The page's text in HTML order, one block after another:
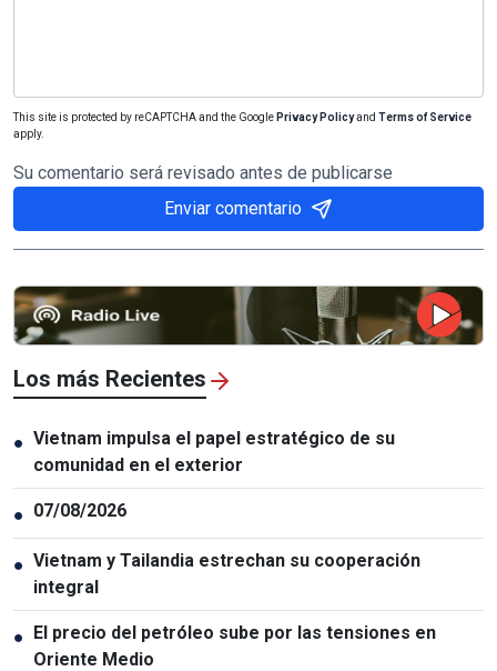
This site is protected by reCAPTCHA and the Google Privacy Policyand Terms of Service
apply.
Su comentario será revisado antes de publicarse
Enviar comentario
Los más Recientes
● Vietnam impulsa el papel estratégico de su
comunidad en el exterior
● 07/08/2026
● Vietnam y Tailandia estrechan su cooperación
integral
● El precio del petróleo sube por las tensiones en
Oriente Medio